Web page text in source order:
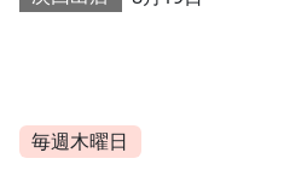
毎週木曜日